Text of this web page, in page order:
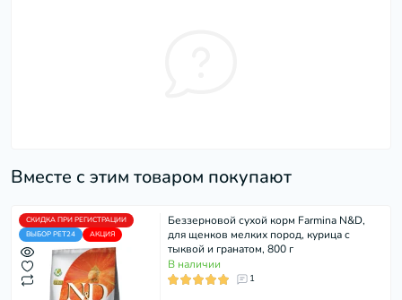
Вместе с этим товаром покупают
СКИДКА ПРИ РЕГИСТРАЦИИ
ВЫБОР PET24
АКЦИЯ
Беззерновой сухой корм Farmina N&D,
для щенков мелких пород, курица с
тыквой и гранатом, 800 г
В наличии
1